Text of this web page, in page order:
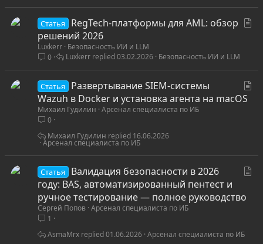
я
ь
Статья
RegTech-платформы для AML: обзор
решений 2026
Luxkerr Безопасность ИИ и LLM
0
Безопасность ИИ и LLM
03.02.2026
Luxkerr
Статья
Развертывание SIEM-системы
Wazuh в Docker и установка агента на macOS
Михаил Гудилин Арсенал специалиста по ИБ
0
Арсенал специалиста по ИБ
16.06.2026
Михаил Гудилин
Статья
Валидация безопасности в 2026
году: BAS, автоматизированный пентест и
ручное тестирование — полное руководство
Сергей Попов Арсенал специалиста по ИБ
1
Арсенал специалиста по ИБ
01.06.2026
AsmaMrx